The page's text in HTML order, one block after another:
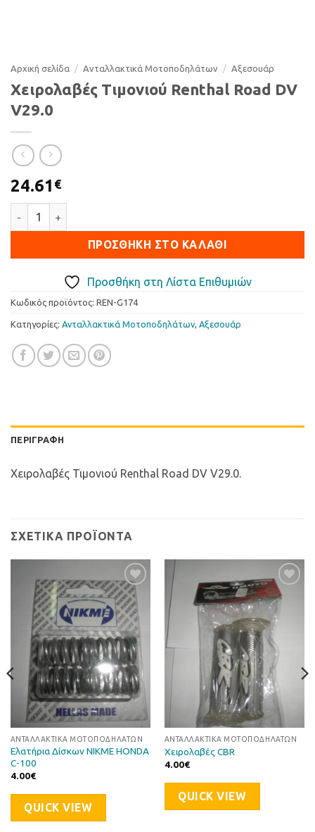
Αρχική σελίδα / Ανταλλακτικά Μοτοποδηλάτων / Αξεσουάρ
Χειρολαβές Τιμονιού Renthal Road DV
V29.0
24.61 €
ΠΡΟΣΘΉΚΗ ΣΤΟ ΚΑΛΆΘΙ
Προσθήκη στη Λίστα Επιθυμιών
Κωδικός προϊόντος: REN-G174
Κατηγορίες: Ανταλλακτικά Μοτοποδηλάτων, Αξεσουάρ
ΠΕΡΙΓΡΑΦΉ
Χειρολαβές Τιμονιού Renthal Road DV V29.0.
ΣΧΕΤΙΚΆ ΠΡΟΪΌΝΤΑ
Προσθήκη
στη Λίστα
Επιθυμιών
ΑΝΤΑΛΛΑΚΤΙΚΆ ΜΟΤΟΠΟΔΗΛΆΤΩΝ
Ελατήρια Δίσκων NIKME HONDA
C-100
4.00€
QUICK VIEW
Προσθήκη
στη Λίστα
Επιθυμιών
ΑΝΤΑΛΛΑΚΤΙΚΆ ΜΟΤΟΠΟΔΗΛΆΤΩΝ
Χειρολαβές CBR
4.00€
QUICK VIEW